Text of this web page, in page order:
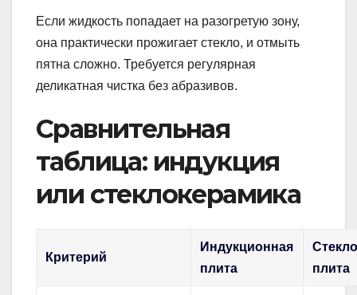
Если жидкость попадает на разогретую зону,
она практически прожигает стекло, и отмыть
пятна сложно. Требуется регулярная
деликатная чистка без абразивов.
Сравнительная
таблица: индукция
или стеклокерамика
Критерий
Индукционная
плита
плита